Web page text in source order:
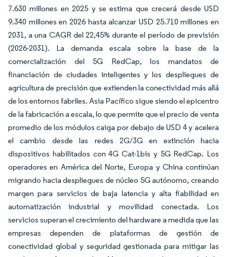
7.630 millones en 2025 y se estima que crecerá desde USD
9.340 millones en 2026 hasta alcanzar USD 25.710 millones en
2031, a una CAGR del 22,45% durante el período de previsión
(2026-2031). La demanda escala sobre la base de la
comercialización del 5G RedCap, los mandatos de
financiación de ciudades inteligentes y los despliegues de
agricultura de precisión que extienden la conectividad más allá
de los entornos fabriles. Asia Pacífico sigue siendo el epicentro
de la fabricación a escala, lo que permite que el precio de venta
promedio de los módulos caiga por debajo de USD 4 y acelera
el cambio desde las redes 2G/3G en extinción hacia
dispositivos habilitados con 4G Cat-1bis y 5G RedCap. Los
operadores en América del Norte, Europa y China continúan
migrando hacia despliegues de núcleo 5G autónomo, creando
margen para servicios de baja latencia y alta fiabilidad en
automatización industrial y movilidad conectada. Los
servicios superan el crecimiento del hardware a medida que las
empresas dependen de plataformas de gestión de
conectividad global y seguridad gestionada para mitigar las